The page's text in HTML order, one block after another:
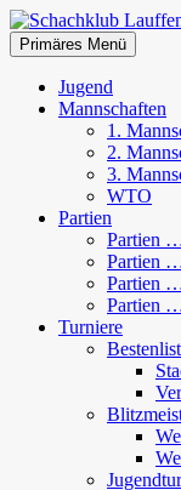
Zum
Inhalt
springen
Suchen
Primäres Menü
Jugend
Mannschaften
1.
2.
3.
WTO
Partien
Partien
Partien
Partien
Partien
Turniere